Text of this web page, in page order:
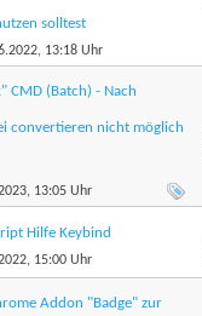
solltest
13:18 Uhr
CMD (Batch) - Nach
convertieren nicht möglich
13:05 Uhr
Hilfe Keybind
15:00 Uhr
Addon "Badge" zur